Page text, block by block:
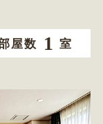
屋数 1 室